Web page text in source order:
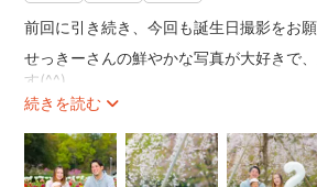
続きを読む
前回に引き続き、今回も誕生日撮影をお願
せっきーさんの鮮やかな写真が大好きで
す(^^)
前日に桜がほぼ散っているとの連絡をい
めていたのですが、せっきーさんがまだ
ざわざ見つけてくださっていて撮影して
した。